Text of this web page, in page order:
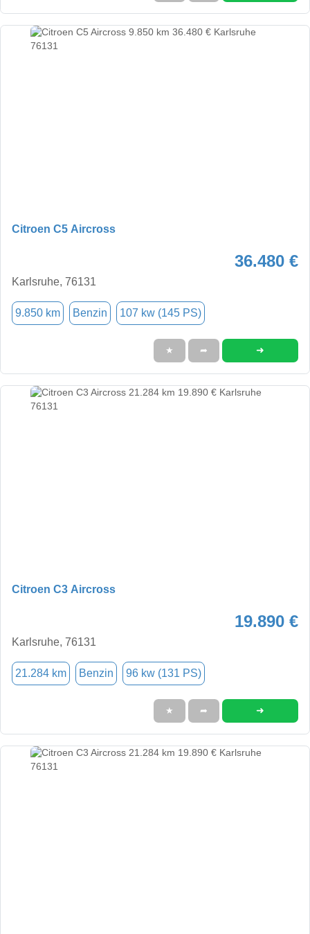
Citroen C5 Aircross
36.480 €
Karlsruhe, 76131
9.850 km Benzin 107 kw (145 PS)
★ ➦ ➜
Citroen C3 Aircross
19.890 €
Karlsruhe, 76131
21.284 km Benzin 96 kw (131 PS)
★ ➦ ➜